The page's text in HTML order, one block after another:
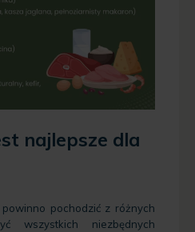
najlepsze dla
pochodzić z różnych
wszystkich niezbędnych